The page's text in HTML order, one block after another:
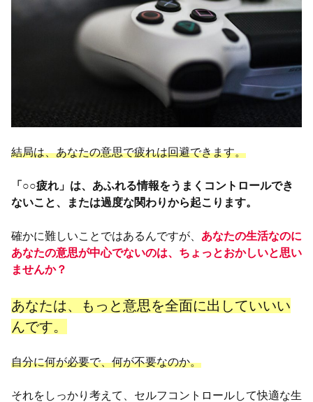
結局は、あなたの意思で疲れは回避できます。
「○○疲れ」は、あふれる情報をうまくコントロールでき
ないこと、または過度な関わりから起こります。
確かに難しいことではあるんですが、 あなたの生活なのに
あなたの意思が中心でないのは、ちょっとおかしいと思い
ませんか？
あなたは、もっと意思を全面に出していいい
んです。
自分に何が必要で、何が不要なのか。
それをしっかり考えて、セルフコントロールして快適な生